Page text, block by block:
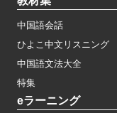
中国語会話
ひよこ中文リスニング
中国語文法大全
特集
eラーニング